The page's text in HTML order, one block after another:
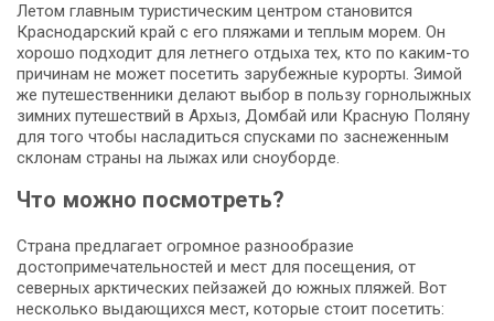
Летом главным туристическим центром становится
Краснодарский край с его пляжами и теплым морем. Он
хорошо подходит для летнего отдыха тех, кто по каким-то
причинам не может посетить зарубежные курорты. Зимой
же путешественники делают выбор в пользу горнолыжных
зимних путешествий в Архыз, Домбай или Красную Поляну
для того чтобы насладиться спусками по заснеженным
склонам страны на лыжах или сноуборде.
Что можно посмотреть?
Страна предлагает огромное разнообразие
достопримечательностей и мест для посещения, от
северных арктических пейзажей до южных пляжей. Вот
несколько выдающихся мест, которые стоит посетить: